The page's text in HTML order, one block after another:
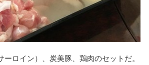
ロイン）、炭美豚、鶏肉のセットだ。